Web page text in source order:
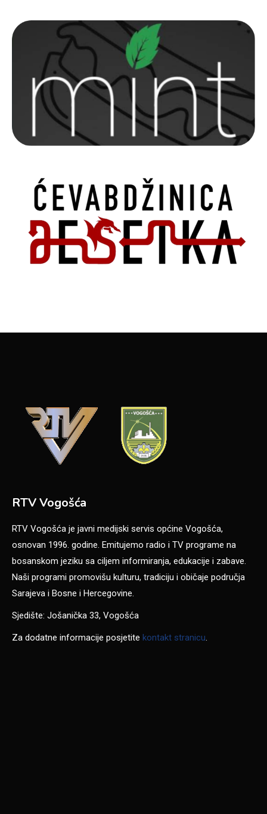
RTV Vogošća
RTV Vogošća je javni medijski servis općine Vogošća,
osnovan 1996. godine. Emitujemo radio i TV programe na
bosanskom jeziku sa ciljem informiranja, edukacije i zabave.
Naši programi promovišu kulturu, tradiciju i običaje područja
Sarajeva i Bosne i Hercegovine.
Sjedište: Jošanička 33, Vogošća
Za dodatne informacije posjetite kontakt stranicu